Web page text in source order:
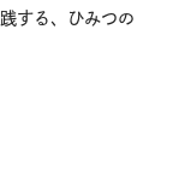
する、ひみつの